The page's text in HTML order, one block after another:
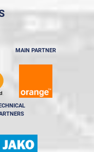
MAIN PARTNER